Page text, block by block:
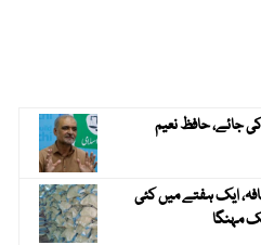
فی لیٹر کی جائے، حافظ نعیم
ایک ہفتے میں کئی